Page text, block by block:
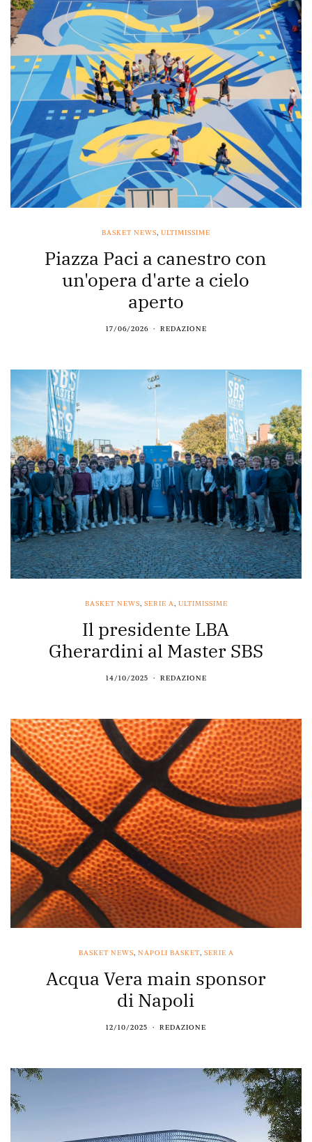
BASKET NEWS, ULTIMISSIME
Piazza Paci a canestro con
un'opera d'arte a cielo
aperto
17/06/2026 REDAZIONE
BASKET NEWS, SERIE A, ULTIMISSIME
Il presidente LBA
Gherardini al Master SBS
14/10/2025 REDAZIONE
BASKET NEWS, NAPOLI BASKET, SERIE A
Acqua Vera main sponsor
di Napoli
12/10/2025 REDAZIONE